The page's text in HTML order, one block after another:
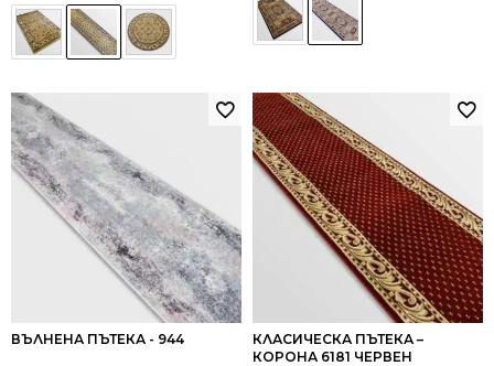
ВЪЛНЕНА ПЪТЕКА - 944
КЛАСИЧЕСКА ПЪТЕКА –
КОРОНА 6181 ЧЕРВЕН